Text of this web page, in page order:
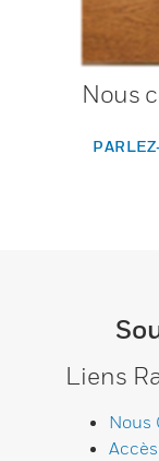
Nous
Liens
Nous